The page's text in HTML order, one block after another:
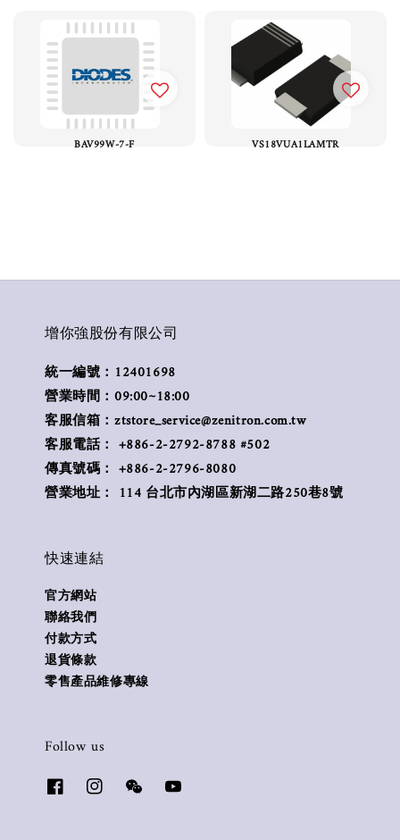
BAV99W-7-F VS18VUA1LAMTR
增你強股份有限公司
統一編號：12401698
營業時間：09:00~18:00
客服信箱：ztstore_service@zenitron.com.tw
客服電話： +886-2-2792-8788 #502
傳真號碼： +886-2-2796-8080
營業地址： 114 台北市內湖區新湖二路250巷8號
快速連結
官方網站
聯絡我們
付款方式
退貨條款
零售產品維修專線
Follow us